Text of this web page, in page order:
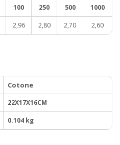
100 250 500 1000
2,96 2,80 2,70 2,60
Cotone
22X17X16CM
0.104 kg